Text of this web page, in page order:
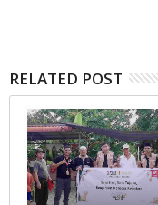
RELATED POST